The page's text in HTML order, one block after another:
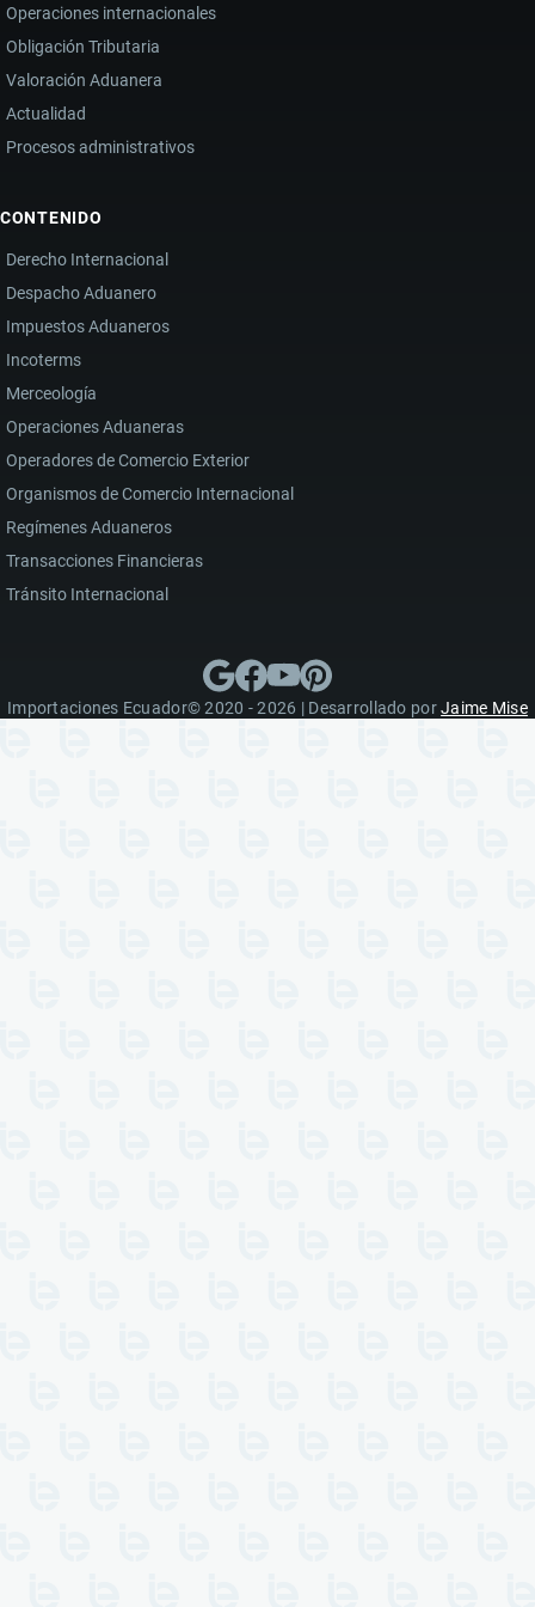
Operaciones internacionales
Obligación Tributaria
Valoración Aduanera
Actualidad
Procesos administrativos
CONTENIDO
Derecho Internacional
Despacho Aduanero
Impuestos Aduaneros
Incoterms
Merceología
Operaciones Aduaneras
Operadores de Comercio Exterior
Organismos de Comercio Internacional
Regímenes Aduaneros
Transacciones Financieras
Tránsito Internacional
Importaciones Ecuador© 2020 - 2026 | Desarrollado porJaime Mise